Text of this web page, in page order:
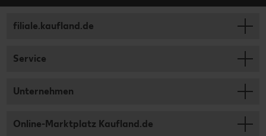
filiale.kaufland.de
Service
Unternehmen
Online-Marktplatz Kaufland.de